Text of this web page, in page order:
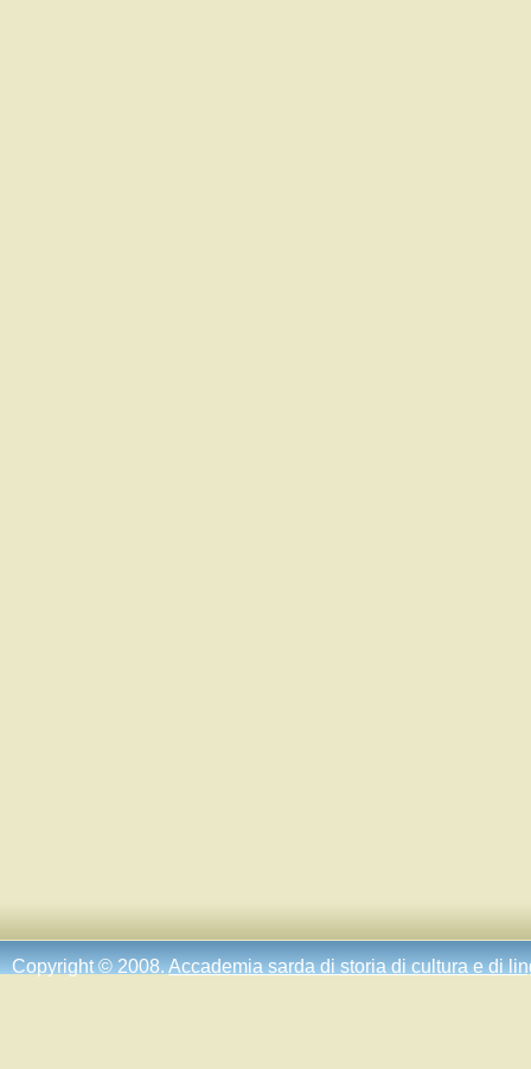
Copyright © 2008.Accademia sarda di storia di cultura e di